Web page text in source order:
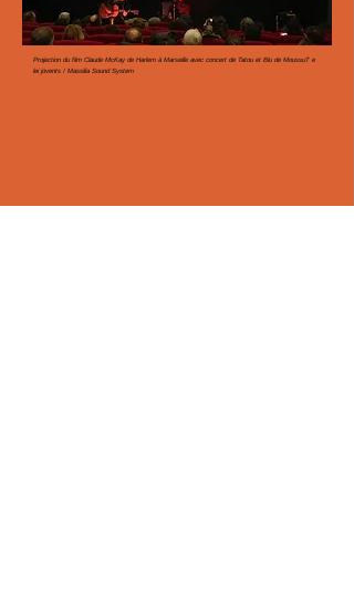
Projection du film Claude McKay de Harlem à Marseille avec concert de Tatou et Blu de MoussuT e
lei jovents / Massilia Sound System